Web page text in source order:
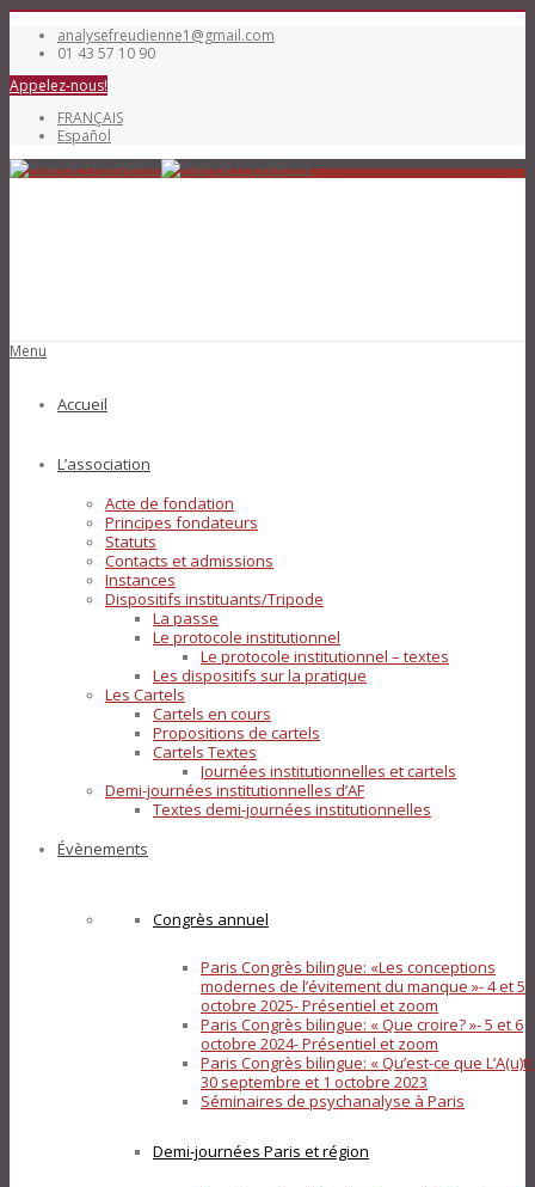
analysefreudienne1@gmail.com
01 43 57 10 90
Appelez-nous!
FRANÇAIS
Español
Menu
Accueil
L’association
Acte de fondation
Principes fondateurs
Statuts
Contacts et admissions
Instances
Dispositifs instituants/Tripode
La passe
Le protocole institutionnel
Le protocole institutionnel – textes
Les dispositifs sur la pratique
Les Cartels
Cartels en cours
Propositions de cartels
Cartels Textes
Journées institutionnelles et cartels
Demi-journées institutionnelles d’AF
Textes demi-journées institutionnelles
Évènements
Congrès annuel
Paris Congrès bilingue: «Les conceptions
modernes de l’évitement du manque »- 4 et 5
octobre 2025- Présentiel et zoom
Paris Congrès bilingue: « Que croire? »- 5 et 6
octobre 2024- Présentiel et zoom
Paris Congrès bilingue: « Qu’est-ce que
30 septembre et 1 octobre 2023
Séminaires de psychanalyse à Paris
Demi-journées Paris et région